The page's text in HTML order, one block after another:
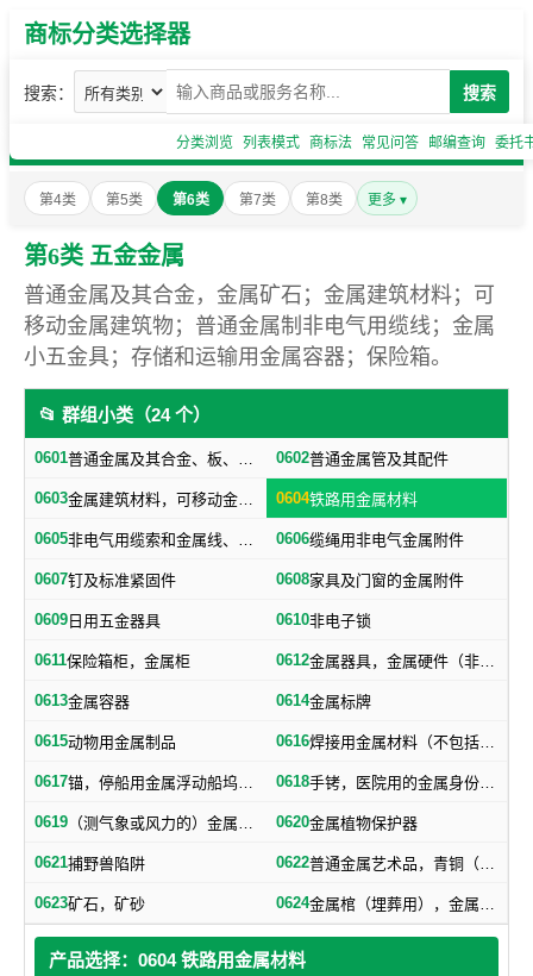
商标分类选择器
搜索： 搜索
分类浏览 列表模式 商标法 常见问答 邮编查询 委托
第4类 第5类 第6类 第7类 第8类 更多 ▾
第6类 五金金属
普通金属及其合金，金属矿石；金属建筑材料；可
移动金属建筑物；普通金属制非电气用缆线；金属
小五金具；存储和运输用金属容器；保险箱。
📂 群组小类（24 个）
0601 普通金属及其合金、板、各种型材（不包括焊接及铁路用金属材料） 0602普通金属管及其配件
0603 金属建筑材料，可移动金属建筑物（不包括建筑小五金） 0604铁路用金属材料
0605 非电气用缆索和金属线、网、带 0606缆绳用非电气金属附件
0607钉及标准紧固件 0608家具及门窗的金属附件
0609 日用五金器具 0610非电子锁
0611保险箱柜，金属柜 0612 金属器具，金属硬件（非机器零件）
0613金属容器 0614金属标牌
0615动物用金属制品 0616 焊接用金属材料（不包括塑料焊丝）
0617 锚，停船用金属浮动船坞，金属下锚桩 0618 手铐，医院用的金属身份证明手镯
0619 （测气象或风力的）金属浆叶，金属风标 0620金属植物保护器
0621捕野兽陷阱 0622 普通金属艺术品，青铜（艺术品）
0623矿石，矿砂 0624 金属棺（埋葬用），金属棺材扣件，棺材用金属器材
产品选择：0604 铁路用金属材料